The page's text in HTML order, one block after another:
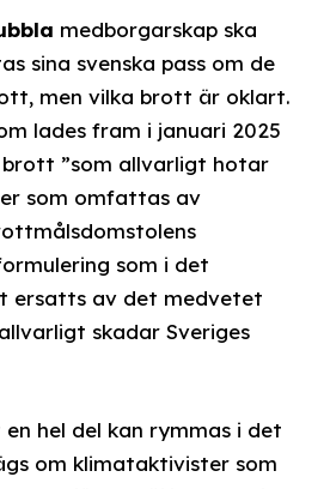
medborgarskap ska
sina svenska pass om de
men vilka brott är oklart.
lades fram i januari 2025
”som allvarligt hotar
som omfattas av
som i det
ersatts av det medvetet
skadar Sveriges
hel del kan rymmas i det
om klimataktivister som